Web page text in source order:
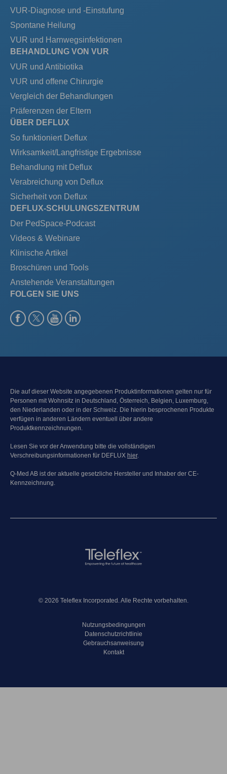
VUR-Diagnose und -Einstufung
Spontane Heilung
VUR und Harnwegsinfektionen
BEHANDLUNG VON VUR
VUR und Antibiotika
VUR und offene Chirurgie
Vergleich der Behandlungen
Präferenzen der Eltern
ÜBER DEFLUX
So funktioniert Deflux
Wirksamkeit/Langfristige Ergebnisse
Behandlung mit Deflux
Verabreichung von Deflux
Sicherheit von Deflux
DEFLUX-SCHULUNGSZENTRUM
Der PedSpace-Podcast
Videos & Webinare
Klinische Artikel
Broschüren und Tools
Anstehende Veranstaltungen
FOLGEN SIE UNS
Die auf dieser Website angegebenen Produktinformationen gelten nur für
Personen mit Wohnsitz in Deutschland, Österreich, Belgien, Luxemburg,
den Niederlanden oder in der Schweiz. Die hierin besprochenen Produkte
verfügen in anderen Ländern eventuell über andere
Produktkennzeichnungen.
Lesen Sie vor der Anwendung bitte die vollständigen
Verschreibungsinformationen für DEFLUX hier.
Q-Med AB ist der aktuelle gesetzliche Hersteller und Inhaber der CE-
Kennzeichnung.
© 2026 Teleflex Incorporated. Alle Rechte vorbehalten.
Nutzungsbedingungen
Datenschutzrichtlinie
Gebrauchsanweisung
Kontakt